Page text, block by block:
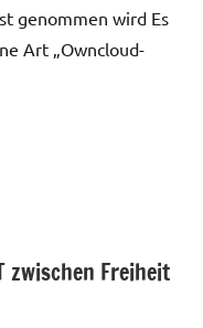
genommen wird Es
Art „Owncloud-
zwischen Freiheit